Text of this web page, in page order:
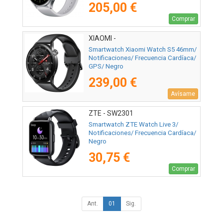
205,00 €
Comprar
XIAOMI -
Smartwatch Xiaomi Watch S5 46mm/
Notificaciones/ Frecuencia Cardíaca/
GPS/ Negro
239,00 €
Avísame
ZTE - SW2301
Smartwatch ZTE Watch Live 3/
Notificaciones/ Frecuencia Cardíaca/
Negro
30,75 €
Comprar
Ant. 01 Sig.